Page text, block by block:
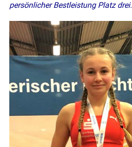
persönlicher Bestleistung Platz drei.